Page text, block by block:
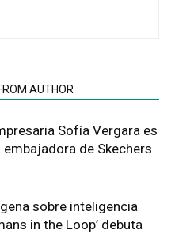
AUTHOR
Sofía Vergara es
embajadora de Skechers
sobre inteligencia
in the Loop’ debuta